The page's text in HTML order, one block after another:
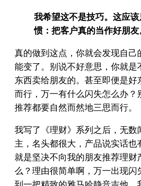
我希望这不是技巧。这应
惯：把客户真的当作好朋友
真的做到这点，你就会发现自己
能变了。别说不好意思，你就是
东西卖给朋友的。甚至即便是好
而行，万一有什么闪失怎么办？
推荐都要自然而然地三思而行。
我写了《理财》系列之后，无数
主，名头都很大，产品说实话也
就是坚决不向我的朋友推荐理财
么？理由很简单啊，万一出现闪